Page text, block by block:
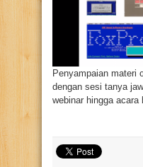
Penyampaian materi
dengan sesi tanya
webinar hingga acara